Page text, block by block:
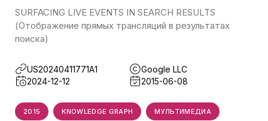
SURFACING LIVE EVENTS IN SEARCH RESULTS
(Отображение прямых трансляций в результатах
поиска)
US20240411771A1
Google LLC
2024-12-12
2015-06-08
2015 KNOWLEDGE GRAPH МУЛЬТИМЕДИА